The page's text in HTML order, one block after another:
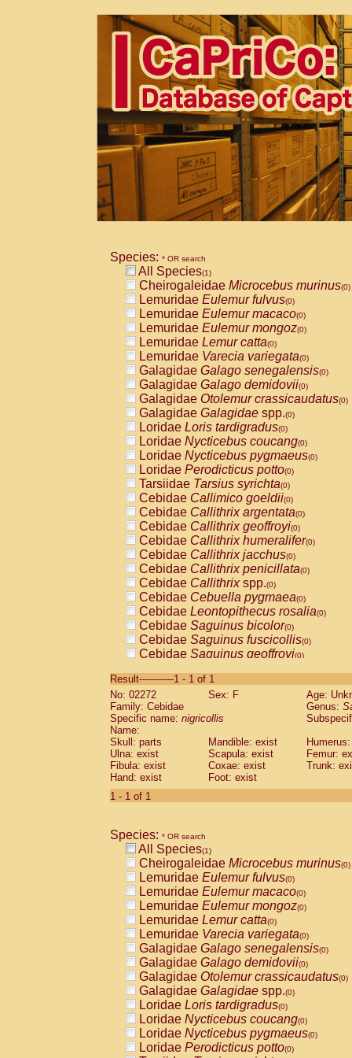
Species: * OR search
All Species(1)
Cheirogaleidae Microcebus murinus(0)
Lemuridae Eulemur fulvus(0)
Lemuridae Eulemur macaco(0)
Lemuridae Eulemur mongoz(0)
Lemuridae Lemur catta(0)
Lemuridae Varecia variegata(0)
Galagidae Galago senegalensis(0)
Galagidae Galago demidovii(0)
Galagidae Otolemur crassicaudatus(0)
Galagidae Galagidae spp.(0)
Loridae Loris tardigradus(0)
Loridae Nycticebus coucang(0)
Loridae Nycticebus pygmaeus(0)
Loridae Perodicticus potto(0)
Tarsiidae Tarsius syrichta(0)
Cebidae Callimico goeldii(0)
Cebidae Callithrix argentata(0)
Cebidae Callithrix geoffroyi(0)
Cebidae Callithrix humeralifer(0)
Cebidae Callithrix jacchus(0)
Cebidae Callithrix penicillata(0)
Cebidae Callithrixspp.(0)
Cebidae Cebuella pygmaea(0)
Cebidae Leontopithecus rosalia(0)
Cebidae Saguinus bicolor(0)
Cebidae Saguinus fuscicollis(0)
Cebidae Saguinus geoffroyi(0)
CebidaeSaguinus labiatus(0)
Cebidae Saguinus leucopus (0)
Cebidae
CebidaeSaguinus mystax
Cebidae Saguinus nigricollis (1)
Cebidae Saguinus oedipus
Cebidae Saguinus weddelli
Cebidae Saguinusspp.
Cebidae
CebidaeCebus capucinus
CebidaeCebus nigrivittatus
CebidaeCebus spp.(0)
CebidaeSaimiri boliviensis(0)
CebidaeSaimiri sciureus(0)
AtelidaeAlouatta caraya(0)
AtelidaeAlouatta fusca(0)
AtelidaeAlouatta seniculus(0)
AtelidaeAlouattaspp.(0)
AtelidaeAteles belzebuth(0)
AtelidaeAteles geoffroyi(0)
AtelidaeAteles paniscus(0)
AtelidaeAtelesspp.(0)
AtelidaeLagothrix lagothricha(0)
AtelidaeLagothrix lagothricha cana
PitheciidaeCacajao calvus
Result-----------1 - 1 of 1
No: 02272
Sex: F
Age:
Family: Cebidae
Genus:
Specific name: nigricollis
Name:
Skull: parts
Mandible: exist
Ulna: exist
Scapula: exist
Femur:
Fibula: exist
Coxae: exist
Trunk:
Hand: exist
Foot: exist
1 - 1 of 1
Species: * OR search
All Species(1)
Cheirogaleidae Microcebus murinus(0)
Lemuridae Eulemur fulvus(0)
Lemuridae Eulemur macaco(0)
Lemuridae Eulemur mongoz(0)
Lemuridae Lemur catta(0)
Lemuridae Varecia variegata(0)
Galagidae Galago senegalensis(0)
Galagidae Galago demidovii(0)
Galagidae Otolemur crassicaudatus(0)
Galagidae Galagidae spp.(0)
Loridae Loris tardigradus(0)
Loridae Nycticebus coucang(0)
Loridae Nycticebus pygmaeus(0)
Loridae Perodicticus potto(0)